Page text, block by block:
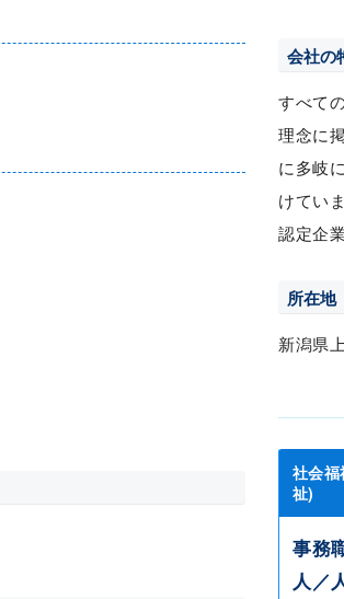
会社の
すべて
理念に
に多岐
けてい
認定企
所在地
新潟県
社会
祉)
事務
人／